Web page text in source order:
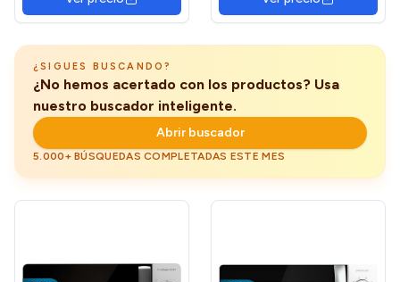
Plato giratorio 25.5 cm,
Con grill, Cristal Negro
Plato 25,5CM, Grill Rack,
Accesorio Vapor, Express
¿SIGUES BUSCANDO?
¿No hemos acertado con los productos? Usa
nuestro buscador inteligente.
Abrir buscador
5.000+ BÚSQUEDAS COMPLETADAS ESTE MES